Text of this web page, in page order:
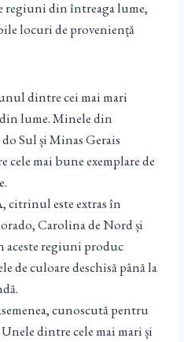
din întreaga lume,
locuri de proveniență
dintre cei mai mari
lume. Minele din
Sul și Minas Gerais
cele mai bune exemplare de
citrinul este extras în
Carolina de Nord și
regiuni produc
de culoare deschisă până la
cunoscută pentru
dintre cele mai mari și